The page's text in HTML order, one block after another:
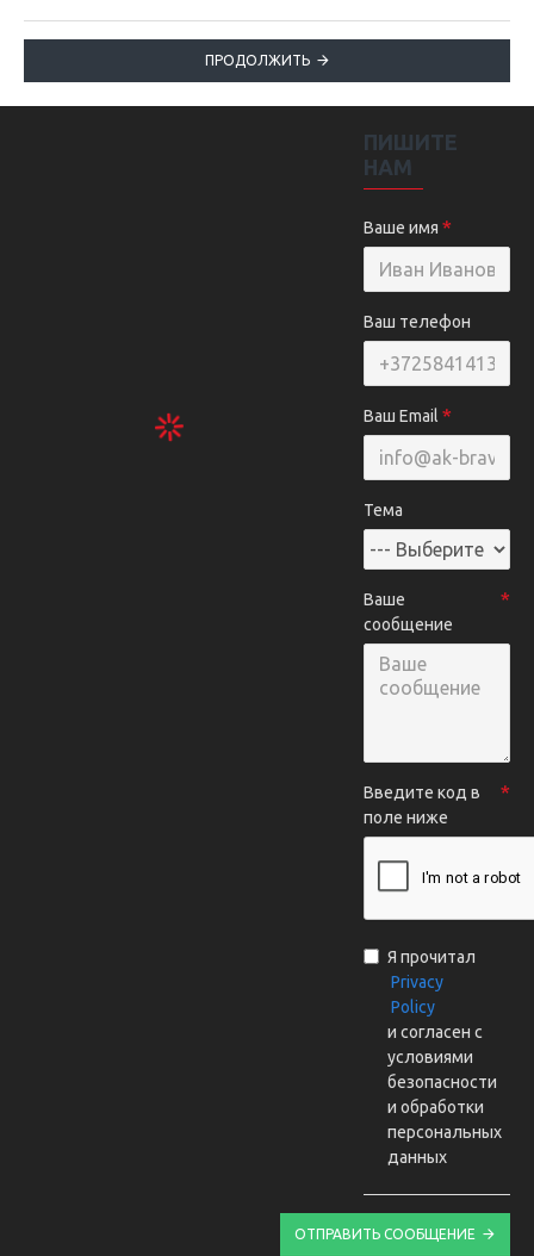
ПРОДОЛЖИТЬ
ПИШИТЕ
НАМ
Ваше имя
Ваш телефон
Ваш Email
Тема
Ваше
сообщение
Введите код в
поле ниже
Я прочитал
Privacy
Policy
и согласен с
условиями
безопасности
и обработки
персональных
данных
ОТПРАВИТЬ СООБЩЕНИЕ